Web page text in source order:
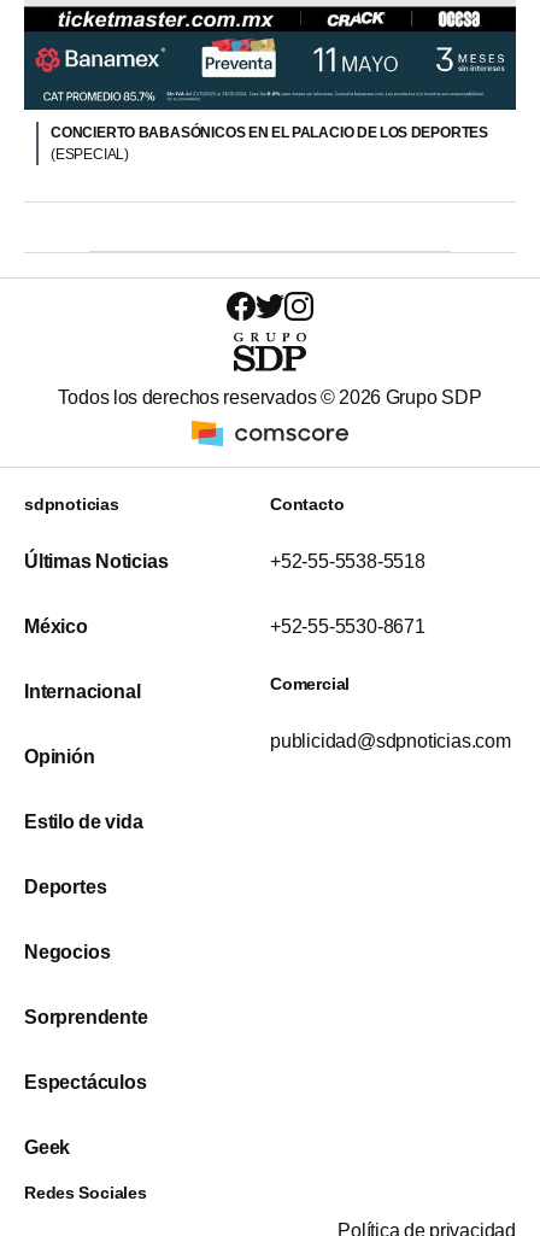
CONCIERTO BABASÓNICOS EN EL PALACIO DE LOS DEPORTES
(ESPECIAL)
Todos los derechos reservados © 2026 Grupo SDP
sdpnoticias
Últimas Noticias
México
Internacional
Opinión
Estilo de vida
Deportes
Negocios
Sorprendente
Espectáculos
Geek
Contacto
+52-55-5538-5518
+52-55-5530-8671
Comercial
publicidad@sdpnoticias.com
Redes Sociales
Política de privacidad